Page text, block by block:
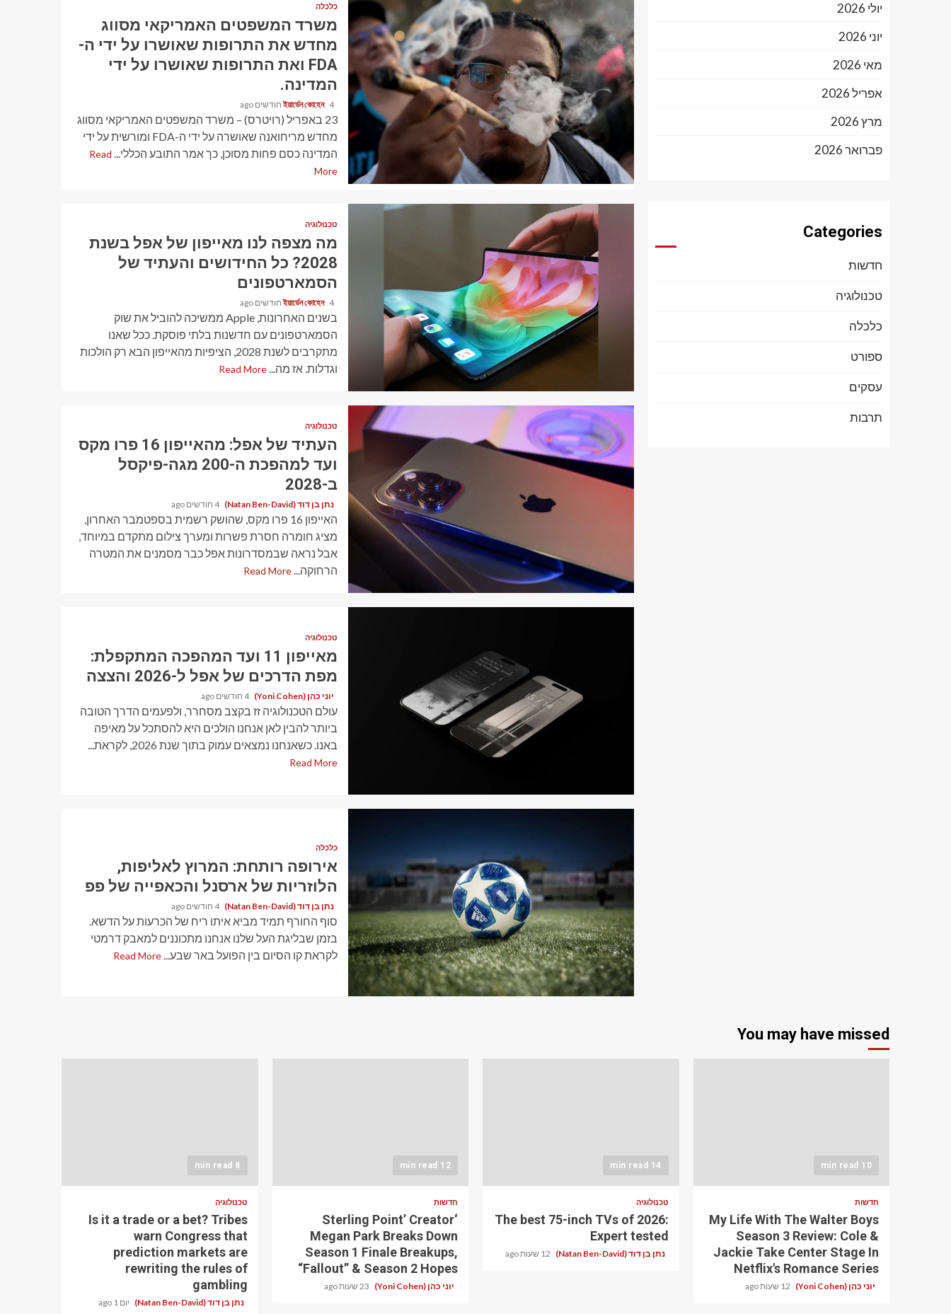
1 min read
כלכלה
משרד המשפטים האמריקאי מסווג
מחדש את התרופות שאושרו על ידי ה-
FDA ואת התרופות שאושרו על ידי
המדינה.
ইয়ার্ডেন কোহেন 4 חודשים ago
23 באפריל (רויטרס) – משרד המשפטים האמריקאי מסווג
מחדש מריחואנה שאושרה על ידי ה-FDA ומורשית על ידי
המדינה כסם פחות מסוכן, כך אמר התובע הכללי... Read
More
טכנולוגיה
מה מצפה לנו מאייפון של אפל בשנת
2028? כל החידושים והעתיד של
הסמארטפונים
ইয়ার্ডেন কোহেন 4 חודשים ago
בשנים האחרונות, Apple ממשיכה להוביל את שוק
הסמארטפונים עם חדשנות בלתי פוסקת. ככל שאנו
מתקרבים לשנת 2028, הציפיות מהאייפון הבא רק הולכות
וגדלות. אז מה...Read More
1 min read
טכנולוגיה
העתיד של אפל: מהאייפון 16 פרו מקס
ועד למהפכת ה-200 מגה-פיקסל
ב-2028
נתן בן דוד (Natan Ben-David) 4 חודשים ago
האייפון 16 פרו מקס, שהושק רשמית בספטמבר האחרון,
מציג חומרה חסרת פשרות ומערך צילום מתקדם במיוחד,
אבל נראה שבמסדרונות אפל כבר מסמנים את המטרה
הרחוקה...Read More
טכנולוגיה
מאייפון 11 ועד המהפכה המתקפלת:
מפת הדרכים של אפל ל-2026 והצצה
יוני כהן (Yoni Cohen) 4 חודשים ago
עולם הטכנולוגיה זז בקצב מסחרר, ולפעמים הדרך הטובה
ביותר להבין לאן אנחנו הולכים היא להסתכל על מאיפה
באנו. כשאנחנו נמצאים עמוק בתוך שנת 2026, לקראת...
Read More
כלכלה
אירופה רותחת: המרוץ לאליפות,
הלוזריות של ארסנל והכאפייה של פפ
נתן בן דוד (Natan Ben-David) 4 חודשים ago
סוף החורף תמיד מביא איתו ריח של הכרעות על הדשא.
בזמן שבליגת העל שלנו אנחנו מתכוננים למאבק דרמטי
לקראת קו הסיום בין הפועל באר שבע...Read More
יולי 2026
יוני 2026
מאי 2026
אפריל 2026
מרץ 2026
פברואר 2026
Categories
חדשות
טכנולוגיה
כלכלה
ספורט
עסקים
תרבות
You may have missed
10 min read
חדשות
My Life With The Walter Boys
Season 3 Review: Cole &
Jackie Take Center Stage In
Netflix's Romance Series
יוני כהן (Yoni Cohen) 12 שעות ago
14 min read
טכנולוגיה
The best 75-inch TVs of 2026:
Expert tested
נתן בן דוד (Natan Ben-David) 12 שעות ago
12 min read
חדשות
‘Sterling Point’ Creator
Megan Park Breaks Down
Season 1 Finale Breakups,
“Fallout” & Season 2 Hopes
יוני כהן (Yoni Cohen) 23 שעות ago
8 min read
טכנולוגיה
Is it a trade or a bet? Tribes
warn Congress that
prediction markets are
rewriting the rules of
gambling
נתן בן דוד (Natan Ben-David) יום 1 ago